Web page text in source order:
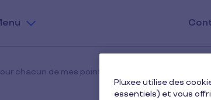
chacun de mes points de vente ?
Pluxee utilise des
essentiels) et vous